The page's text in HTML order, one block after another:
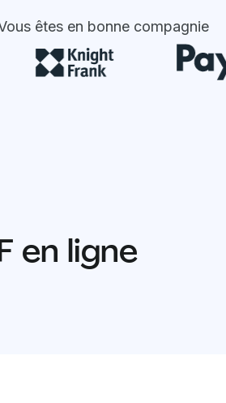
êtes en bonne compagnie
en ligne